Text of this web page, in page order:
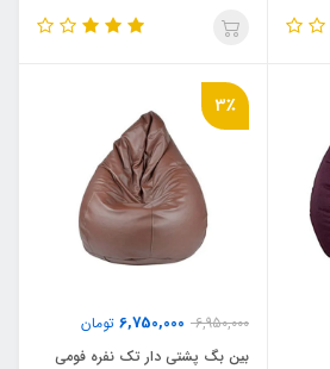
3٪
6,950,000
6,750,000 تومان
بین بگ پشتی دار تک نفره فومی